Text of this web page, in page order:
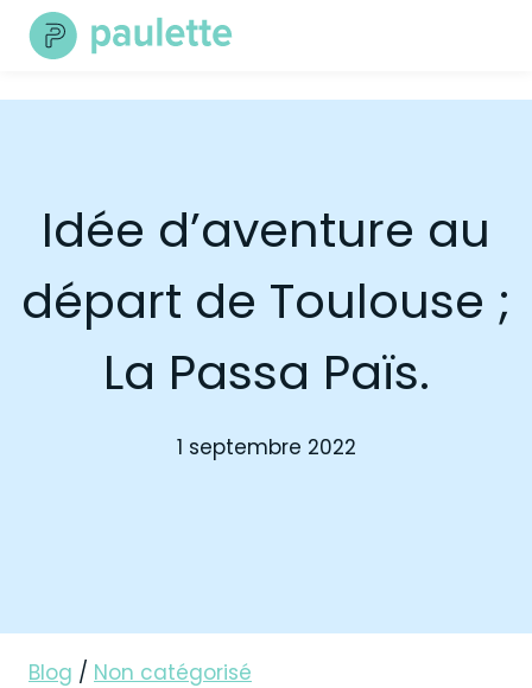
Skip
Idée d’aventure au
départ de Toulouse ;
La Passa Païs.
1 septembre 2022
Blog / Non catégorisé